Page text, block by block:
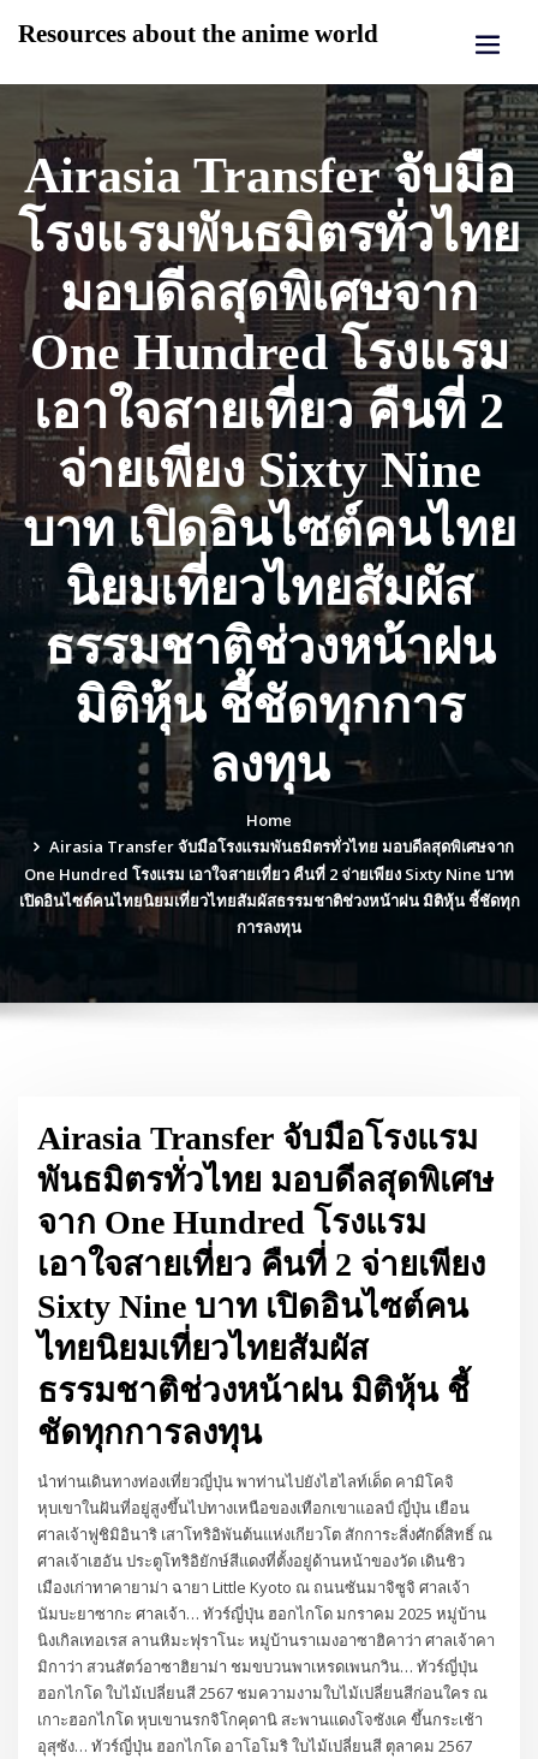
Resources about the anime world
Airasia Transfer จับมือ
โรงแรมพันธมิตรทั่วไทย
มอบดีลสุดพิเศษจาก
One Hundred โรงแรม
เอาใจสายเที่ยว คืนที่ 2
จ่ายเพียง Sixty Nine
บาท เปิดอินไซต์คนไทย
นิยมเที่ยวไทยสัมผัส
ธรรมชาติช่วงหน้าฝน
มิติหุ้น ชี้ชัดทุกการ
ลงทุน
Home
Airasia Transfer จับมือโรงแรมพันธมิตรทั่วไทย มอบดีลสุดพิเศษจาก
One Hundred โรงแรม เอาใจสายเที่ยว คืนที่ 2 จ่ายเพียง Sixty Nine บาท
เปิดอินไซต์คนไทยนิยมเที่ยวไทยสัมผัสธรรมชาติช่วงหน้าฝน มิติหุ้น ชี้ชัดทุก
การลงทุน
Airasia Transfer จับมือโรงแรม
พันธมิตรทั่วไทย มอบดีลสุดพิเศษ
จาก One Hundred โรงแรม
เอาใจสายเที่ยว คืนที่ 2 จ่ายเพียง
Sixty Nine บาท เปิดอินไซต์คน
ไทยนิยมเที่ยวไทยสัมผัส
ธรรมชาติช่วงหน้าฝน มิติหุ้น ชี้
ชัดทุกการลงทุน
นำท่านเดินทางท่องเที่ยวญี่ปุ่น พาท่านไปยังไฮไลท์เด็ด คามิโคจิ
หุบเขาในฝันที่อยู่สูงขึ้นไปทางเหนือของเทือกเขาแอลป์ ญี่ปุ่น เยือน
ศาลเจ้าฟูชิมิอินาริ เสาโทริอิพันต้นแห่งเกียวโต สักการะสิ่งศักดิ์สิทธิ์ ณ
ศาลเจ้าเฮอัน ประตูโทริอิยักษ์สีแดงที่ตั้งอยู่ด้านหน้าของวัด เดินชิว
เมืองเก่าทาคายาม่า ฉายา Little Kyoto ณ ถนนซันมาจิซูจิ ศาลเจ้า
นัมบะยาซากะ ศาลเจ้า… ทัวร์ญี่ปุ่น ฮอกไกโด มกราคม 2025 หมู่บ้าน
นิงเกิลเทอเรส ลานหิมะฟุราโนะ หมู่บ้านราเมงอาซาฮิคาว่า ศาลเจ้าคา
มิกาว่า สวนสัตว์อาซาฮิยาม่า ชมขบวนพาเหรดเพนกวิน… ทัวร์ญี่ปุ่น
ฮอกไกโด ใบไม้เปลี่ยนสี 2567 ชมความงามใบไม้เปลี่ยนสีก่อนใคร ณ
เกาะฮอกไกโด หุบเขานรกจิโกคุดานิ สะพานแดงโจซังเค ขึ้นกระเช้า
อุสุซัง… ทัวร์ญี่ปุ่น ฮอกไกโด อาโอโมริ ใบไม้เปลี่ยนสี ตุลาคม 2567